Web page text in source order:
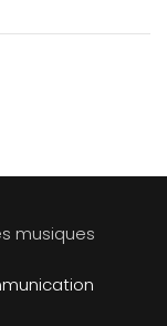
musiques